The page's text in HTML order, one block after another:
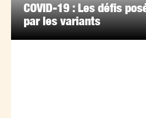
COVID-19 : Les défis
par les variants